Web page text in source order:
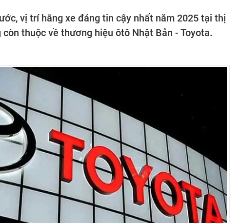
vị trí hãng xe đáng tin cậy nhất năm 2025 tại thị
thuộc về thương hiệu ôtô Nhật Bản - Toyota.